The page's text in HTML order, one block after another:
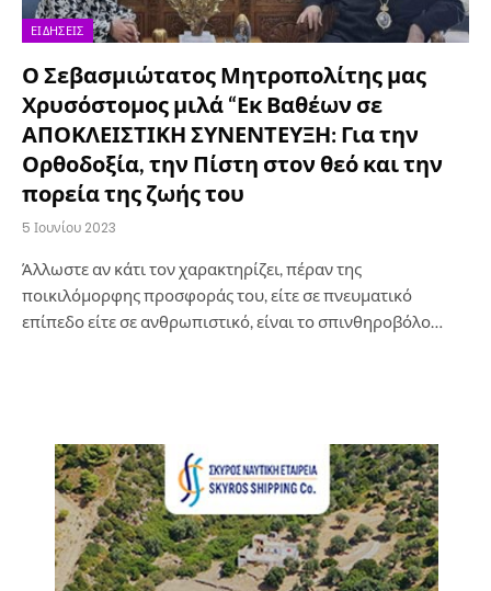
ΕΙΔΉΣΕΙΣ
Ο Σεβασμιώτατος Μητροπολίτης μας
Χρυσόστομος μιλά “Εκ Βαθέων σε
ΑΠΟΚΛΕΙΣΤΙΚΗ ΣΥΝΕΝΤΕΥΞΗ: Για την
Ορθοδοξία, την Πίστη στον θεό και την
πορεία της ζωής του
5 Ιουνίου 2023
Άλλωστε αν κάτι τον χαρακτηρίζει, πέραν της
ποικιλόμορφης προσφοράς του, είτε σε πνευματικό
επίπεδο είτε σε ανθρωπιστικό, είναι το σπινθηροβόλο…